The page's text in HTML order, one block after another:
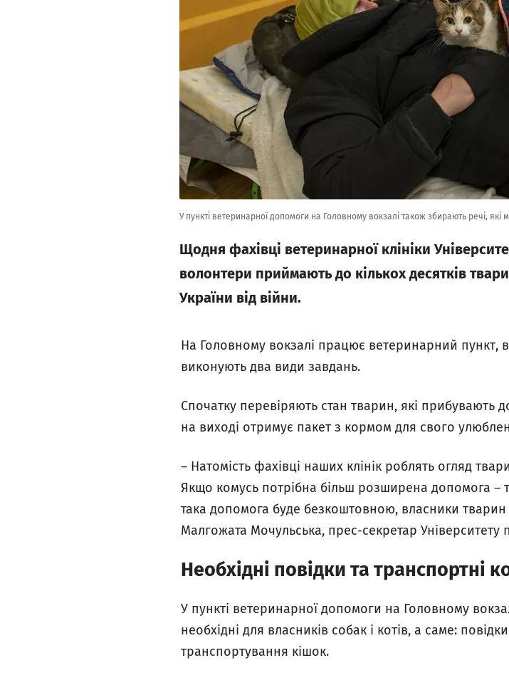
У пункті ветеринарної допомоги на Головному вокзалі також збирають речі, які
Щодня фахівці ветеринарної клініки
волонтери приймають до кількох десятків
України від війни.
На Головному вокзалі працює ветеринарний пункт,
виконують два види завдань.
Спочатку перевіряють стан тварин, які прибувають
на виході отримує пакет з кормом для свого
– Натомість фахівці наших клінік роблять огляд
Якщо комусь потрібна більш розширена допомога –
така допомога буде безкоштовною, власники
Малгожата Мочульська, прес-секретар
Необхідні повідки та транспортні
У пункті ветеринарної допомоги на Головному
необхідні для власників собак і котів, а саме:
транспортування кішок.